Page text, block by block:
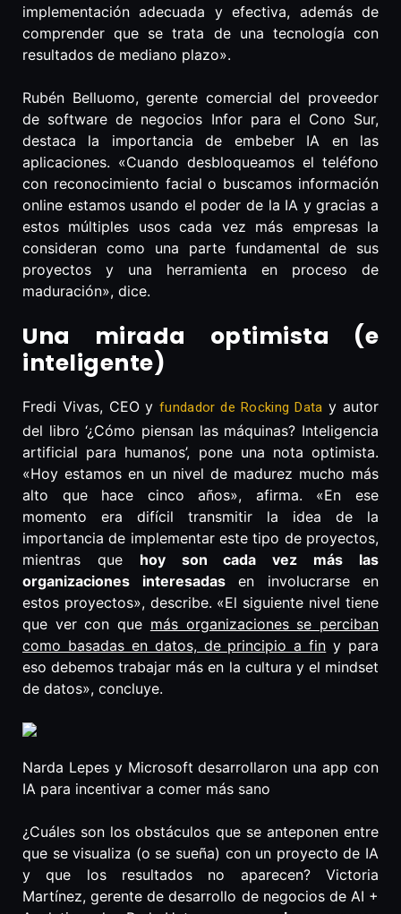
implementación adecuada y efectiva, además de
comprender que se trata de una tecnología con
resultados de mediano plazo».
Rubén Belluomo, gerente comercial del proveedor
de software de negocios Infor para el Cono Sur,
destaca la importancia de embeber IA en las
aplicaciones. «Cuando desbloqueamos el teléfono
con reconocimiento facial o buscamos información
online estamos usando el poder de la IA y gracias a
estos múltiples usos cada vez más empresas la
consideran como una parte fundamental de sus
proyectos y una herramienta en proceso de
maduración», dice.
Una mirada optimista (e
inteligente)
Fredi Vivas, CEO yfundador de Rocking Data y autor
del libro ‘¿Cómo piensan las máquinas? Inteligencia
artificial para humanos’, pone una nota optimista.
«Hoy estamos en un nivel de madurez mucho más
alto que hace cinco años», afirma. «En ese
momento era difícil transmitir la idea de la
importancia de implementar este tipo de proyectos,
mientras que hoy son cada vez más las
organizaciones interesadasen involucrarse en
estos proyectos», describe. «El siguiente nivel tiene
que ver con que más organizaciones se perciban
como basadas en datos, de principio a fin y para
eso debemos trabajar más en la cultura y el mindset
de datos», concluye.
Narda Lepes y Microsoft desarrollaron una app con
IA para incentivar a comer más sano
¿Cuáles son los obstáculos que se anteponen entre
que se visualiza (o se sueña) con un proyecto de IA
y que los resultados no aparecen? Victoria
Martínez, gerente de desarrollo de negocios de AI +